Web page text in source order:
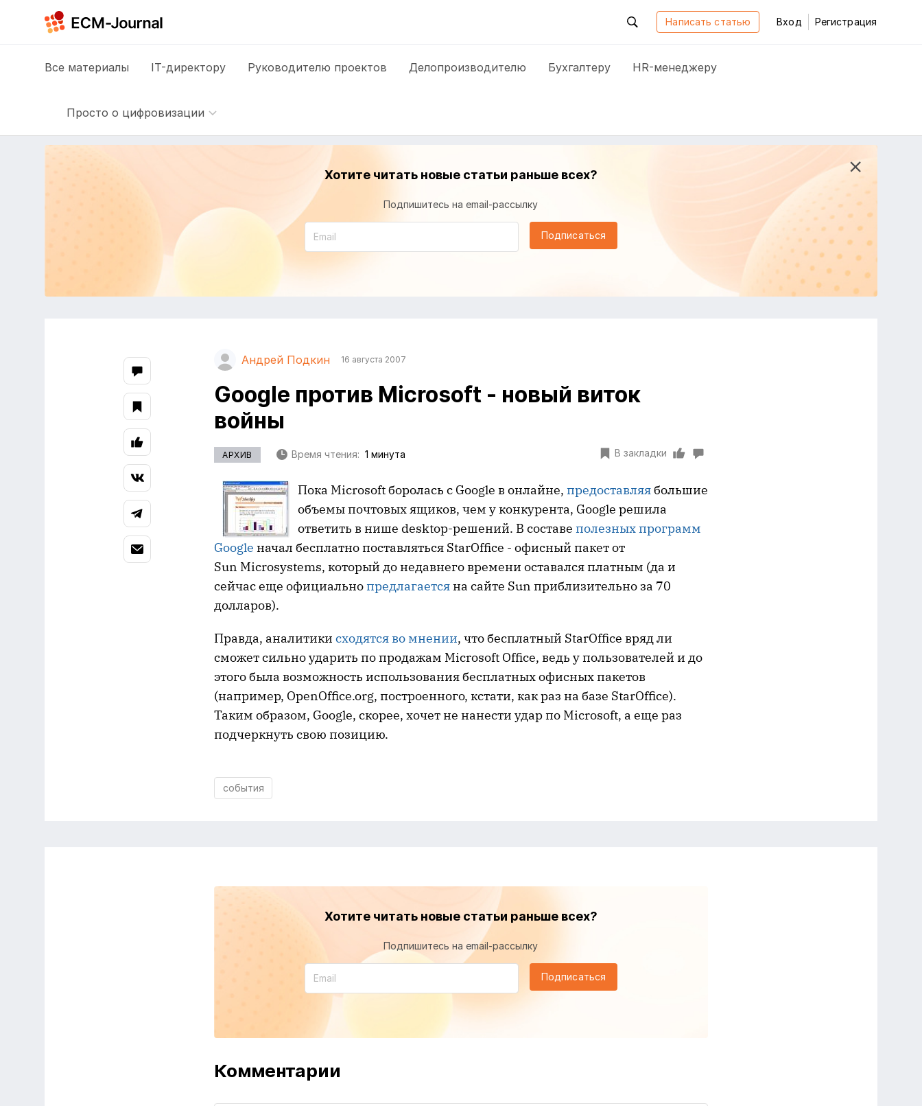
Написать статью Вход Регистрация
Все материалы IT-директору Руководителю проектов Делопроизводителю Бухгалтеру HR-менеджеру
Просто о цифровизации
Хотите читать новые статьи раньше всех?
Подпишитесь на email-рассылку
Подписаться
Андрей Подкин 16 августа 2007
Google против Microsoft - новый виток
войны
АРХИВ Время чтения: 1 минута В закладки
Пока Microsoft боролась с Google в онлайне, предоставляябольшие
объемы почтовых ящиков, чем у конкурента, Google решила
ответить в нише desktop-решений. В составе полезных программ
Google начал бесплатно поставляться StarOffice - офисный пакет от
Sun Microsystems, который до недавнего времени оставался платным (да и
сейчас еще официально предлагаетсяна сайте Sun приблизительно за 70
долларов).
Правда, аналитики сходятся во мнении, что бесплатный StarOffice вряд ли
сможет сильно ударить по продажам Microsoft Office, ведь у пользователей и до
этого была возможность использования бесплатных офисных пакетов
(например, OpenOffice.org, построенного, кстати, как раз на базе StarOffice).
Таким образом, Google, скорее, хочет не нанести удар по Microsoft, а еще раз
подчеркнуть свою позицию.
события
Хотите читать новые статьи раньше всех?
Подпишитесь на email-рассылку
Подписаться
Комментарии